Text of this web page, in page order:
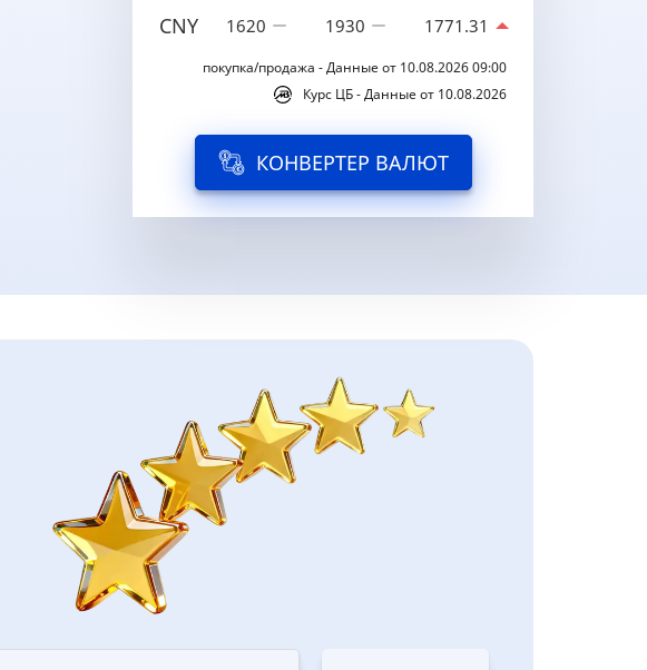
CNY 1620 1930 1771.31
покупка/продажа - Данные от 10.08.2026 09:00
Курс ЦБ - Данные от 10.08.2026
КОНВЕРТЕР ВАЛЮТ